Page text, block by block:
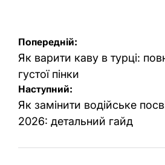
Навігація
записів
Попередній:
Як варити каву в турці:
густої пінки
Наступний:
Як замінити водійське
2026: детальний гайд